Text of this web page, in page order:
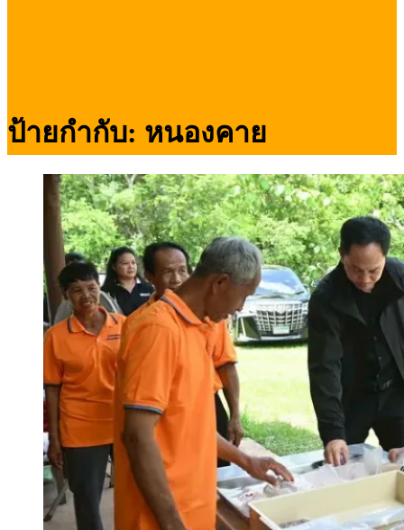
ป้ายกำกับ: หนองคาย